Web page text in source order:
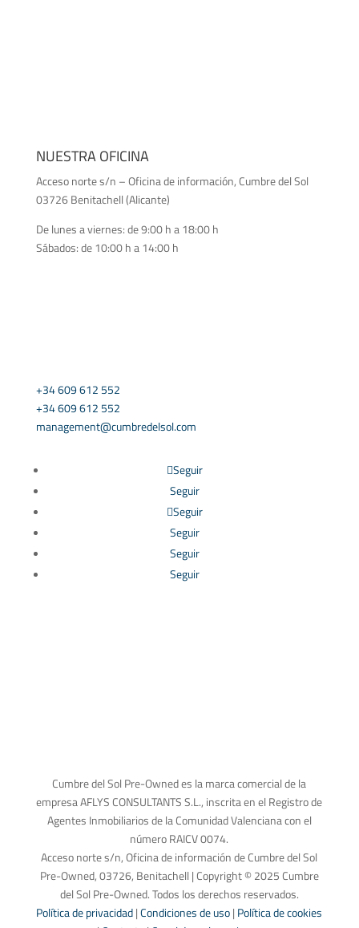
NUESTRA OFICINA
Acceso norte s/n – Oficina de información, Cumbre del Sol
03726 Benitachell (Alicante)
De lunes a viernes: de 9:00 h a 18:00 h
Sábados: de 10:00 h a 14:00 h
+34 609 612 552
+34 609 612 552
management@cumbredelsol.com
Seguir
Seguir
Seguir
Seguir
Seguir
Seguir
Cumbre del Sol Pre-Owned es la marca comercial de la
empresa AFLYS CONSULTANTS S.L., inscrita en el Registro de
Agentes Inmobiliarios de la Comunidad Valenciana con el
número RAICV 0074.
Acceso norte s/n, Oficina de información de Cumbre del Sol
Pre-Owned, 03726, Benitachell | Copyright © 2025 Cumbre
del Sol Pre-Owned. Todos los derechos reservados.
Política de privacidad|Condiciones de uso| Política de cookies